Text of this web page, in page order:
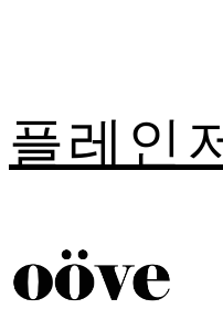
플레인